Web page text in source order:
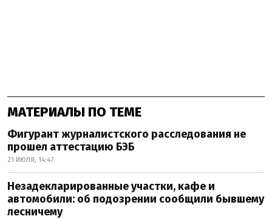
МАТЕРИАЛЫ ПО ТЕМЕ
Фигурант журналистского расследования не
прошел аттестацию БЭБ
21 ИЮЛЯ, 14:47
Незадекларированные участки, кафе и
автомобили: об подозрении сообщили бывшему
лесничему